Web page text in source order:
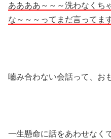
ああああ～～～洗わなくち
な～～～ってまだ言ってます
嚙み合わない会話って、お
一生懸命に話をあわせなく